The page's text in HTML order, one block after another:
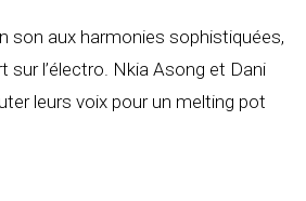
son aux harmonies sophistiquées,
sur l’électro. Nkia Asong et Dani
leurs voix pour un melting pot